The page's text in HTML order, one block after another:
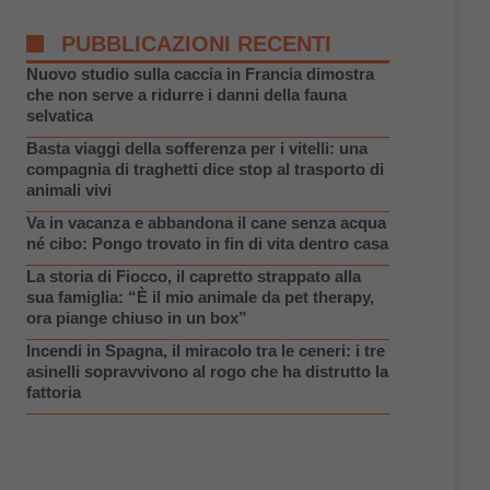
PUBBLICAZIONI RECENTI
Nuovo studio sulla caccia in Francia dimostra
che non serve a ridurre i danni della fauna
selvatica
Basta viaggi della sofferenza per i vitelli: una
compagnia di traghetti dice stop al trasporto di
animali vivi
Va in vacanza e abbandona il cane senza acqua
né cibo: Pongo trovato in fin di vita dentro casa
La storia di Fiocco, il capretto strappato alla
sua famiglia: “È il mio animale da pet therapy,
ora piange chiuso in un box”
Incendi in Spagna, il miracolo tra le ceneri: i tre
asinelli sopravvivono al rogo che ha distrutto la
fattoria